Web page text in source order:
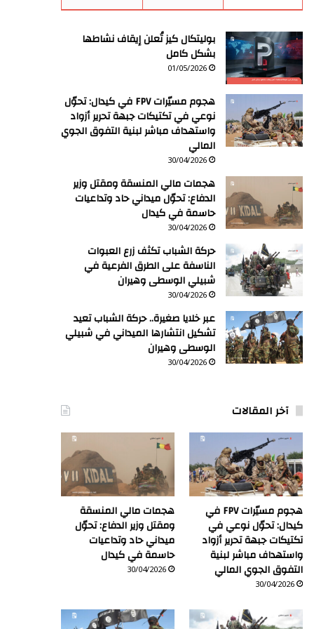
بوليتكال كيز تُعلن إيقاف نشاطها
بشكل كامل
01/05/2026
هجوم مسيّرات FPV في كيدال: تحوّل
نوعي في تكتيكات جبهة تحرير أزواد
واستهداف مباشر لبنية التفوق الجوي
المالي
30/04/2026
هجمات مالي المنسقة ومقتل وزير
الدفاع: تحوّل ميداني حاد وتداعيات
حاسمة في كيدال
30/04/2026
حركة الشباب تكثف زرع العبوات
الناسفة على الطرق الفرعية في
شبيلي الوسطى وهيران
30/04/2026
عبر خلايا صغيرة.. حركة الشباب تعيد
تشكيل انتشارها الميداني في شبيلي
الوسطى وهيران
30/04/2026
آخر المقالات
هجوم مسيّرات FPV في
كيدال: تحوّل نوعي في
تكتيكات جبهة تحرير أزواد
واستهداف مباشر لبنية
التفوق الجوي المالي
30/04/2026
هجمات مالي المنسقة
ومقتل وزير الدفاع: تحوّل
ميداني حاد وتداعيات
حاسمة في كيدال
30/04/2026